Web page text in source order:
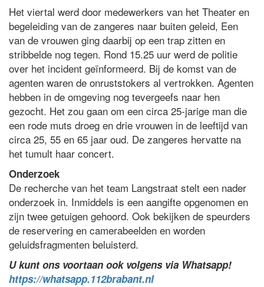
Het viertal werd door medewerkers van het Theater en
begeleiding van de zangeres naar buiten geleid, Een
van de vrouwen ging daarbij op een trap zitten en
stribbelde nog tegen. Rond 15.25 uur werd de politie
over het incident geïnformeerd. Bij de komst van de
agenten waren de onruststokers al vertrokken. Agenten
hebben in de omgeving nog tevergeefs naar hen
gezocht. Het zou gaan om een circa 25-jarige man die
een rode muts droeg en drie vrouwen in de leeftijd van
circa 25, 55 en 65 jaar oud. De zangeres hervatte na
het tumult haar concert.
Onderzoek
De recherche van het team Langstraat stelt een nader
onderzoek in. Inmiddels is een aangifte opgenomen en
zijn twee getuigen gehoord. Ook bekijken de speurders
de reservering en camerabeelden en worden
geluidsfragmenten beluisterd.
U kunt ons voortaan ook volgens via Whatsapp!
https://whatsapp.112brabant.nl